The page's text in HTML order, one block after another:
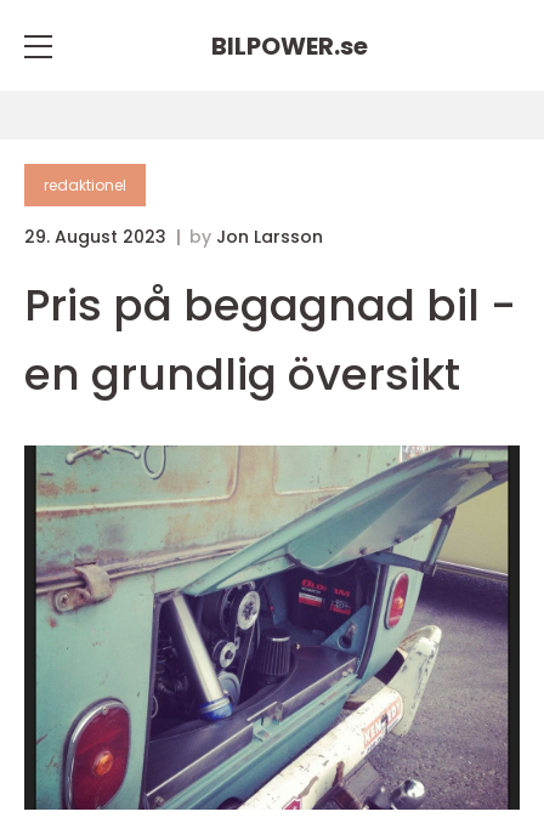
BILPOWER.se
redaktionel
29. August 2023 by Jon Larsson
Pris på begagnad bil -
en grundlig översikt